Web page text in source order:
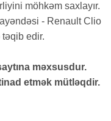
möhkəm saxlayır.
- Renault Clio
edir.
məxsusdur.
etmək mütləqdir.